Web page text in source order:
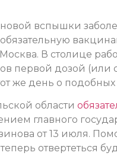
вспышки
обязательную
В столице
первой дозой (или
же день о
области
главного
от 13 июля.
отвертеться